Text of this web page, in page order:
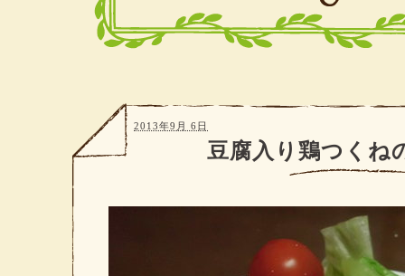
豆腐入り鶏つくね
2013年9月 6日